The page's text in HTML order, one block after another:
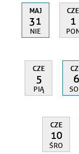
MAJ
31
NIE
CZE
1
CZE
5
PIĄ
6
CZE
10
ŚRO